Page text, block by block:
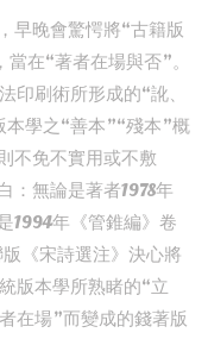
早晚會驚愕將“古籍版
在“著者在場與否”。
印刷術所形成的“訛、
學之“善本”“殘本”概
不免不實用或不敷
：無論是著者1978年
1994年《管錐編》卷
《宋詩選注》決心將
版本學所熟睹的“立
在場”而變成的錢著版